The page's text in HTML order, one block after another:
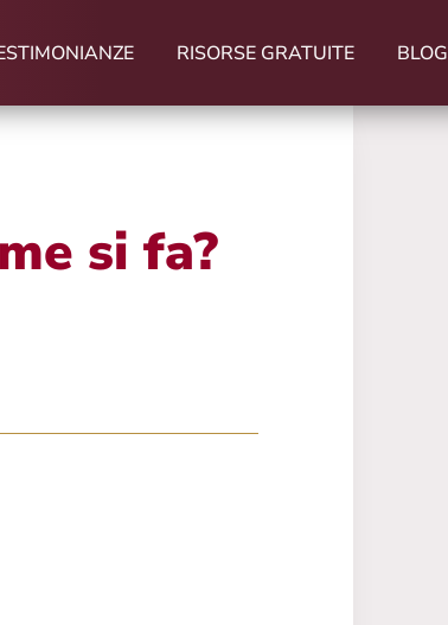
RISORSE GRATUITE BLOG
si fa?